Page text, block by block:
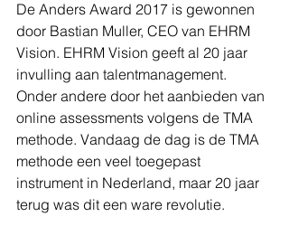
De Anders Award 2017 is gewonnen
door Bastian Muller, CEO van EHRM
Vision. EHRM Vision geeft al 20 jaar
invulling aan talentmanagement.
Onder andere door het aanbieden van
online assessments volgens de TMA
methode. Vandaag de dag is de TMA
methode een veel toegepast
instrument in Nederland, maar 20 jaar
terug was dit een ware revolutie.